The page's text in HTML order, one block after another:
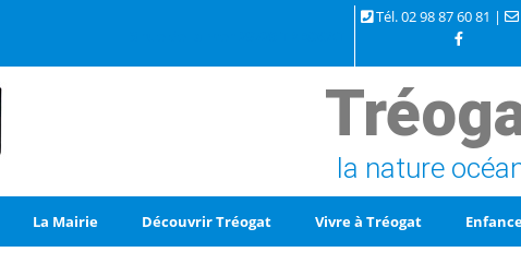
Tél. 02 98 87 60 81 |
la nature
La Mairie Découvrir Tréogat Vivre à Tréogat